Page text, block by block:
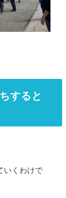
すると
いくわけで